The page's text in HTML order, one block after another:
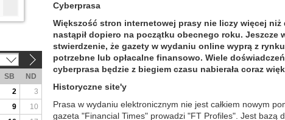
Cyberprasa
Większość stron internetowej prasy nie liczy więcej niż
nastąpił dopiero na początku obecnego roku. Jeszcze
stwierdzenie, że gazety w wydaniu online wyprą z
potrzebne lub opłacalne finansowo. Wiele
cyberprasa będzie z biegiem czasu nabierała coraz
Historyczne site'y
Prasa w wydaniu elektronicznym nie jest całkiem nowym
gazeta "Financial Times" prowadzi "FT Profiles". Jest bazą
SB
ND
2
3
9
10